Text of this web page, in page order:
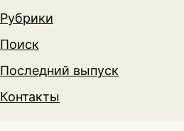
Рубрики
Поиск
Последний выпуск
Контакты